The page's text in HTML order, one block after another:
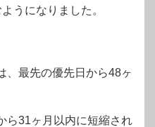
うになりました。
、最先の優先日から48ヶ
ら31ヶ月以内に短縮され